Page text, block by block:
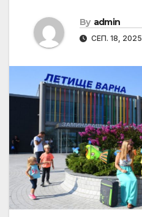
By admin
СЕП. 18, 2025